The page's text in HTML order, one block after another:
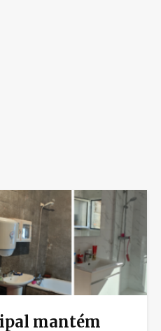
mantém